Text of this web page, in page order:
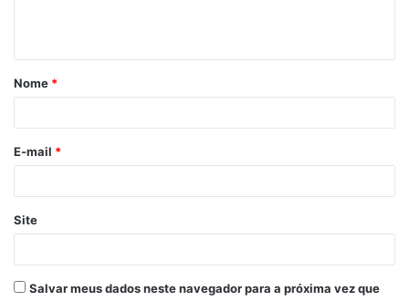
Nome *
E-mail *
Site
Salvar meus dados neste navegador para a próxima vez que